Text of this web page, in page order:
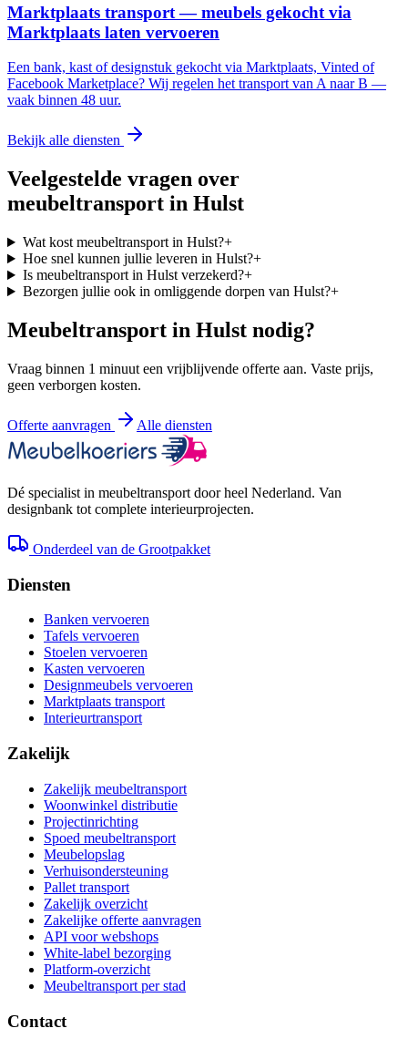
Marktplaats transport — meubels gekocht via
Marktplaats laten vervoeren
Een bank, kast of designstuk gekocht via Marktplaats, Vinted of
Facebook Marketplace? Wij regelen het transport van A naar B —
vaak binnen 48 uur.
Bekijk alle diensten
Veelgestelde vragen over
meubeltransport in Hulst
Wat kost meubeltransport in Hulst?+
Hoe snel kunnen jullie leveren in Hulst?+
Is meubeltransport in Hulst verzekerd?+
Bezorgen jullie ook in omliggende dorpen van Hulst?+
Meubeltransport in Hulst nodig?
Vraag binnen 1 minuut een vrijblijvende offerte aan. Vaste prijs,
geen verborgen kosten.
Offerte aanvragen Alle diensten
Dé specialist in meubeltransport door heel Nederland. Van
designbank tot complete interieurprojecten.
Onderdeel van de Grootpakket
Diensten
Banken vervoeren
Tafels vervoeren
Stoelen vervoeren
Kasten vervoeren
Designmeubels vervoeren
Marktplaats transport
Interieurtransport
Zakelijk
Zakelijk meubeltransport
Woonwinkel distributie
Projectinrichting
Spoed meubeltransport
Meubelopslag
Verhuisondersteuning
Pallet transport
Zakelijk overzicht
Zakelijke offerte aanvragen
API voor webshops
White-label bezorging
Platform-overzicht
Meubeltransport per stad
Contact